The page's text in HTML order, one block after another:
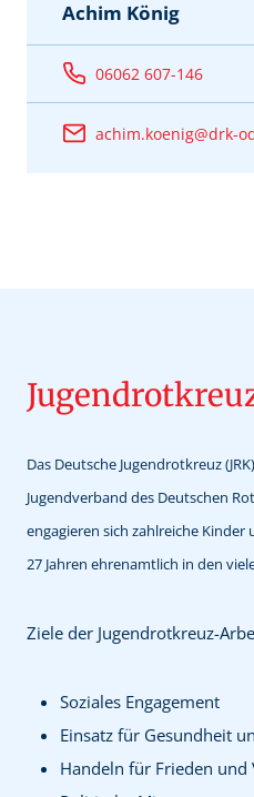
Achim König
06062 607-146
achim.koenig@drk-
Das Deutsche Jugendrotkreuz
Jugendverband des Deutschen
engagieren sich zahlreiche Kinder
27 Jahren ehrenamtlich in den
Ziele der Jugendrotkreuz-
Soziales Engagement
Einsatz für Gesundheit
Handeln für Frieden